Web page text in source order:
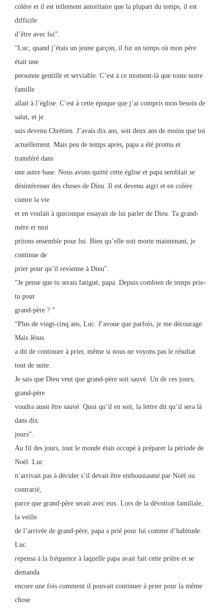
colère et il est tellement autoritaire que la plupart du temps, il est
difficile
d’être avec lui”.
“Luc, quand j’étais un jeune garçon, il fut un temps où mon père
était une
personne gentille et serviable. C’est à ce moment-là que toute notre
famille
allait à l’église. C’est à cette époque que j’ai compris mon besoin de
salut, et je
suis devenu Chrétien. J’avais dix ans, soit deux ans de moins que toi
actuellement. Mais peu de temps après, papa a été promu et
transféré dans
une autre base. Nous avons quitté cette église et papa semblait se
désintéresser des choses de Dieu. Il est devenu aigri et en colère
contre la vie
et en voulait à quiconque essayait de lui parler de Dieu. Ta grand-
mère et moi
priions ensemble pour lui. Bien qu’elle soit morte maintenant, je
continue de
prier pour qu’il revienne à Dieu”.
“Je pense que tu serais fatigué, papa. Depuis combien de temps prie-
tu pour
grand-père ? ”
“Plus de vingt-cinq ans, Luc. J’avoue que parfois, je me décourage.
Mais Jésus
a dit de continuer à prier, même si nous ne voyons pas le résultat
tout de suite.
Je sais que Dieu veut que grand-père soit sauvé. Un de ces jours,
grand-père
voudra aussi être sauvé. Quoi qu’il en soit, la lettre dit qu’il sera là
dans dix
jours”.
Au fil des jours, tout le monde était occupé à préparer la période de
Noël. Luc
n’arrivait pas à décider s’il devait être enthousiasmé par Noël ou
contrarié,
parce que grand-père serait avec eux. Lors de la dévotion familiale,
la veille
de l’arrivée de grand-père, papa a prié pour lui comme d’habitude.
Luc
repensa à la fréquence à laquelle papa avait fait cette prière et se
demanda
encore une fois comment il pouvait continuer à prier pour la même
chose